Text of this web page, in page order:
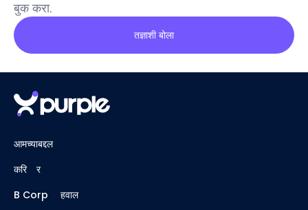
बुक करा.
तज्ञाशी बोला
आमच्याबद्दल
करिअर
B Corp अहवाल